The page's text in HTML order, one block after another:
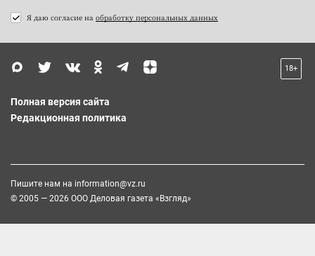
Я даю согласие на обработку персональных данных
18+
Полная версия сайта
Редакционная политика
Пишите нам на information@vz.ru
© 2005 — 2026 ООО Деловая газета «Взгляд»